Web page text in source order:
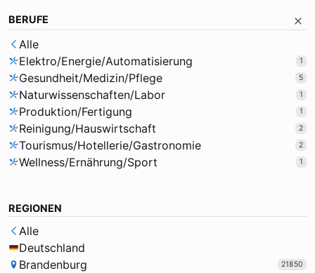
BERUFE
Alle
Elektro/Energie/Automatisierung
1
Gesundheit/Medizin/Pflege 5
Naturwissenschaften/Labor 1
Produktion/Fertigung 1
Reinigung/Hauswirtschaft 2
Tourismus/Hotellerie/Gastronomie 2
Wellness/Ernährung/Sport 1
REGIONEN
Alle
Deutschland
Brandenburg
21850